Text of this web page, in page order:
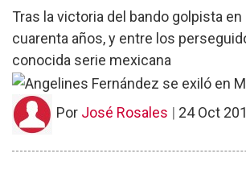
Tras la victoria del bando golpista
cuarenta años, y entre los
conocida serie mexicana
Por José Rosales | 24 Oct